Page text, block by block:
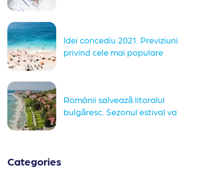
Idei concediu 2021. Previziuni
privind cele mai populare
Românii salvează litoralul
bulgăresc. Sezonul estival va
Categories